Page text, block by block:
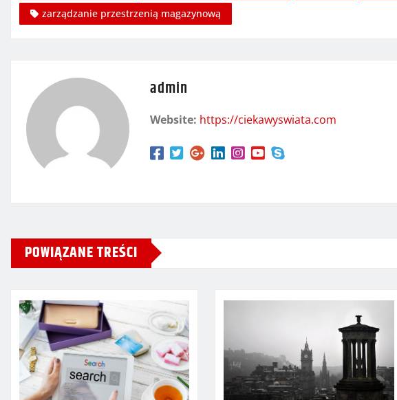
zarządzanie przestrzenią magazynową
admin
Website: https://ciekawyswiata.com
POWIĄZANE TREŚCI